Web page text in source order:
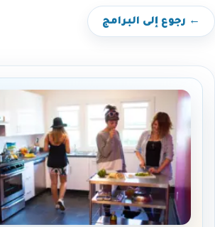
← رجوع إلى البرامج